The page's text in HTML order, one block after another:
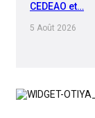
CEDEAO et…
5 Août 2026